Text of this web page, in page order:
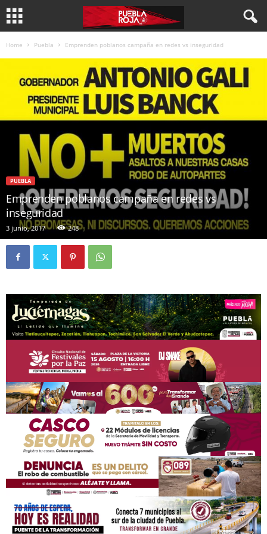
Home Puebla Emprenden poblanos campaña en redes vs inseguridad
PUEBLA
Emprenden poblanos campaña en redes vs
inseguridad
3 junio, 2017 248